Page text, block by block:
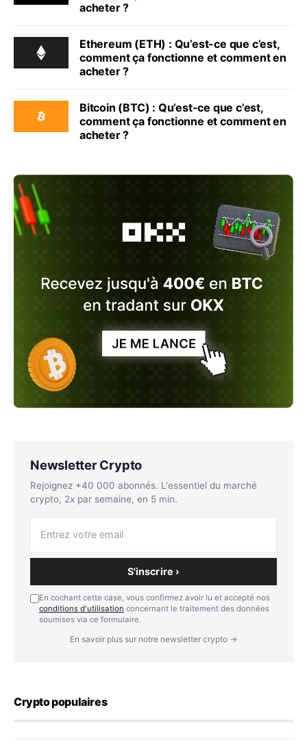
acheter ?
Ethereum (ETH) : Qu’est-ce que c’est,
comment ça fonctionne et comment en
acheter ?
Bitcoin (BTC) : Qu’est-ce que c’est,
comment ça fonctionne et comment en
acheter ?
Newsletter Crypto
Rejoignez +40 000 abonnés. L'essentiel du marché
crypto, 2x par semaine, en 5 min.
S'inscrire ›
En cochant cette case, vous confirmez avoir lu et accepté nos
conditions d'utilisation concernant le traitement des données
soumises via ce formulaire.
En savoir plus sur notre newsletter crypto →
Crypto populaires